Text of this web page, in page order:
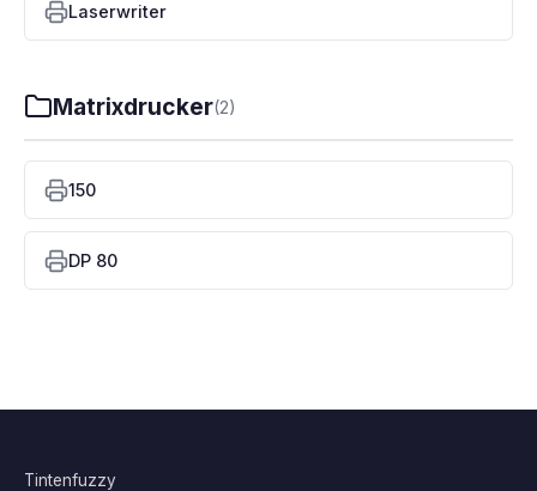
Laserwriter
Matrixdrucker(2)
150
DP 80
Tintenfuzzy